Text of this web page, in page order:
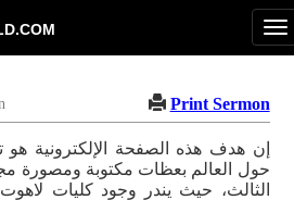
Print Sermon
إن هدف هذه الصفحة الإلكترونية هو
حول العالم بعظات مكتوبة ومصورة
الثالث، حيث يندر وجود كليات